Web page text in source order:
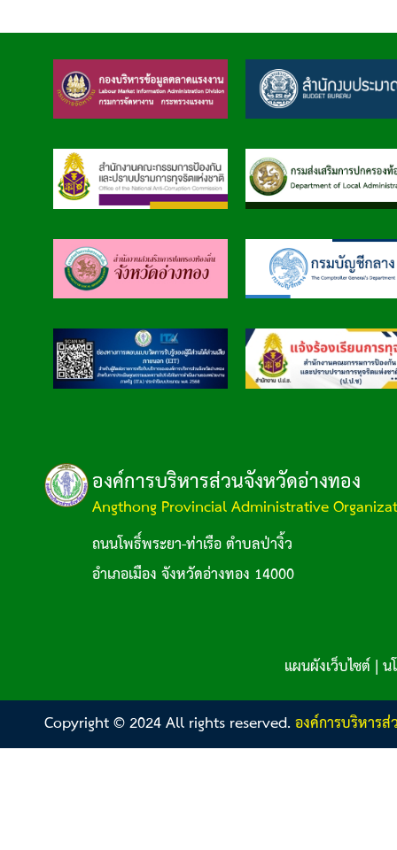
องค์การบริหารส่วนจังหวัดอ่างทอง
Angthong Provincial Administrative
ถนนโพธิ์พระยา-ท่าเรือ ตำบลป่างิ้ว
อำเภอเมือง จังหวัดอ่างทอง 14000
แผนผังเว็บไซต์|น
Copyright © 2024 All rights reserved.องค์การบริหาร